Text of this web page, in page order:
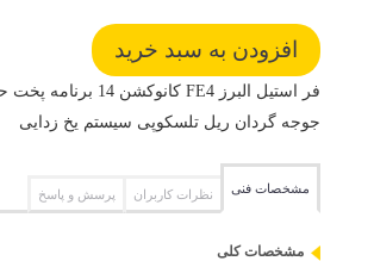
جوجه گردان ریل تلسکوپی سیستم یخ زدایی
مشخصات فنی نظرات کاربران پرسش و پاسخ
مشخصات کلی